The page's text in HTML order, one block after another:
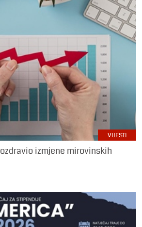
VIJESTI
izmjene mirovinskih